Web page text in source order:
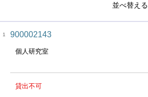
並べ替える
1 900002143
個人研究室
貸出不可